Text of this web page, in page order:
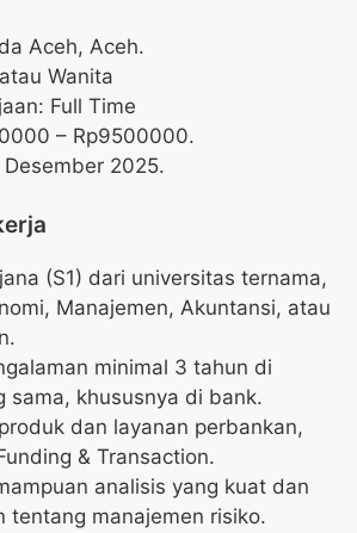
Aceh, Aceh.
Wanita
Full Time
– Rp9500000.
2025.
(S1) dari universitas ternama,
Manajemen, Akuntansi, atau
minimal 3 tahun di
sama, khususnya di bank.
dan layanan perbankan,
& Transaction.
analisis yang kuat dan
tentang manajemen risiko.